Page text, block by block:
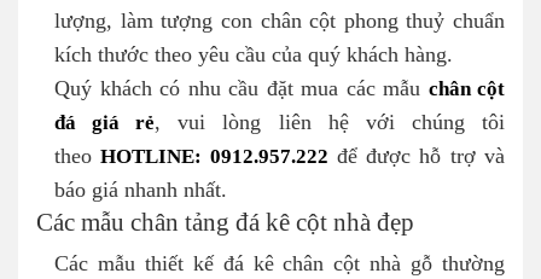
lượng, làm tượng con chân cột phong thuỷ chuẩn
kích thước theo yêu cầu của quý khách hàng.
Quý khách có nhu cầu đặt mua các mẫu chân cột
đá giá rẻ, vui lòng liên hệ với chúng tôi
theoHOTLINE: 0912.957.222 để được hỗ trợ và
báo giá nhanh nhất.
Các mẫu chân tảng đá kê cột nhà đẹp
Các mẫu thiết kế đá kê chân cột nhà gỗ thường